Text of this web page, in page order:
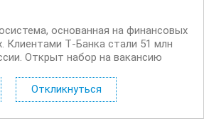
основанная на финансовых
Клиентами Т‑Банка стали 51 млн
Открыт набор на вакансию
клиентов по
на входящих звонках...
Откликнуться